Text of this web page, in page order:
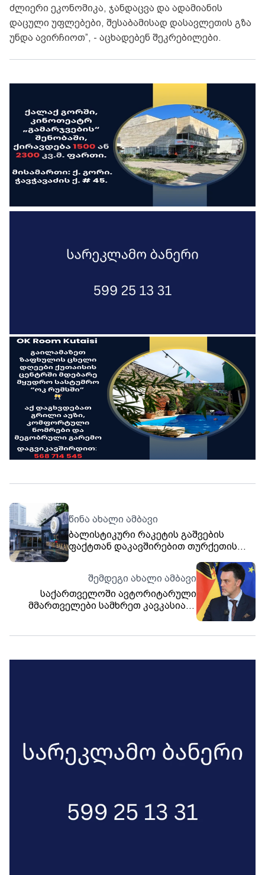
ძლიერი ეკონომიკა, ჯანდაცვა და ადამიანის
დაცული უფლებები, შესაბამისად დასავლეთის გზა
უნდა ავირჩიოთ”, - აცხადებენ შეკრებილები.
წინა ახალი ამბავი
ბალისტიკური რაკეტის გაშვების
ფაქტთან დაკავშირებით თურქეთის
დაიბარეს, - ინფორმაციას თურქული
მედია ავრცელებს. მედიის ცნობით,
თურქეთში ირანის ელჩი, მოჰამედ
ჰასან ჰაბიბოლაზადე საგარეო
საქმეთა სამინისტროში დაიბარეს და
შემდეგი ახალი ამბავი
საქართველოში ავტორიტარული
მმართველები სამხრეთ კავკასიაში
საზოგადოებისა და პოლიტიკური
ოპოზიციის წინააღმდეგ“.